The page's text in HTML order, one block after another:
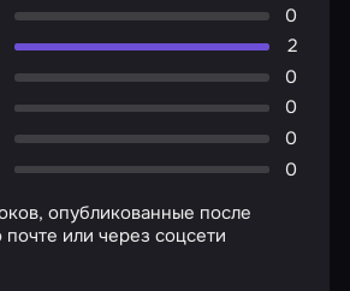
0
2
0
0
0
0
опубликованные после
или через соцсети